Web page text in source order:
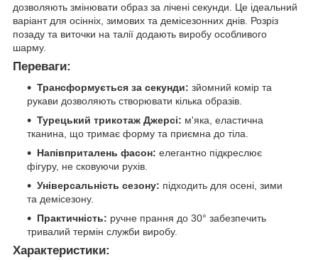
дозволяють змінювати образ за лічені секунди. Це ідеальний
варіант для осінніх, зимових та демісезонних днів. Розріз
позаду та виточки на талії додають виробу особливого
шарму.
Переваги:
Трансформується за секунди: зйомний комір та
рукави дозволяють створювати кілька образів.
Турецький трикотаж Джерсі: м'яка, еластична
тканина, що тримає форму та приємна до тіла.
Напівприталень фасон: елегантно підкреслює
фігуру, не сковуючи рухів.
Універсальність сезону: підходить для осені, зими
та демісезону.
Практичність: ручне прання до 30° забезпечить
тривалий термін служби виробу.
Характеристики: